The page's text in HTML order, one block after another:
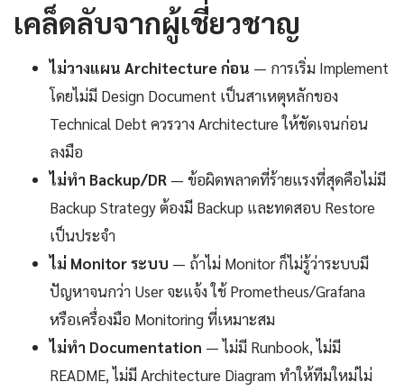
เคล็ดลับจากผู้เชี่ยวชาญ
ไม่วางแผน Architecture ก่อน — การเริ่ม Implement
โดยไม่มี Design Document เป็นสาเหตุหลักของ
Technical Debt ควรวาง Architecture ให้ชัดเจนก่อน
ลงมือ
ไม่ทำ Backup/DR — ข้อผิดพลาดที่ร้ายแรงที่สุดคือไม่มี
Backup Strategy ต้องมี Backup และทดสอบ Restore
เป็นประจำ
ไม่ Monitor ระบบ — ถ้าไม่ Monitor ก็ไม่รู้ว่าระบบมี
ปัญหาจนกว่า User จะแจ้ง ใช้ Prometheus/Grafana
หรือเครื่องมือ Monitoring ที่เหมาะสม
ไม่ทำ Documentation — ไม่มี Runbook, ไม่มี
README, ไม่มี Architecture Diagram ทำให้ทีมใหม่ไม่